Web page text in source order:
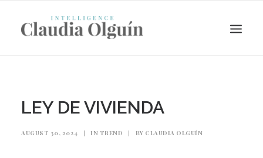
LEY DE VIVIENDA
AUGUST 30, 2024 | IN TREND | BY CLAUDIA OLGUÍN